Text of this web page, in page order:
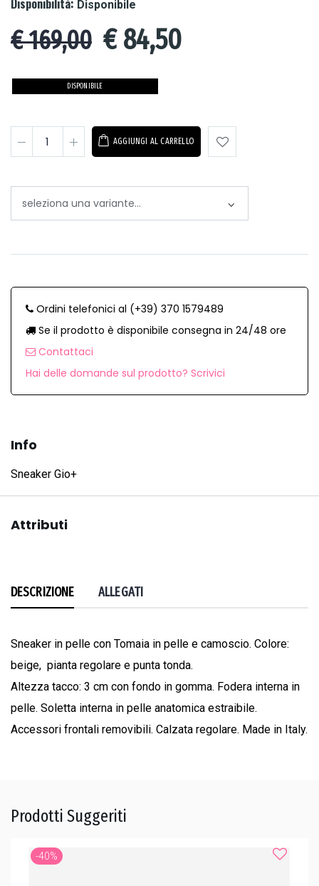
Disponibilità: Disponibile
€ 169,00 €84,50
DISPONIBILE
AGGIUNGI AL CARRELLO
Ordini telefonici al (+39) 370 1579489
Se il prodotto è disponibile consegna in 24/48 ore
Contattaci
Hai delle domande sul prodotto? Scrivici
Info
Sneaker Gio+
Attributi
DESCRIZIONE ALLEGATI
Sneaker in pelle con Tomaia in pelle e camoscio. Colore:
beige, pianta regolare e punta tonda.
Altezza tacco: 3 cm con fondo in gomma. Fodera interna in
pelle. Soletta interna in pelle anatomica estraibile.
Accessori frontali removibili. Calzata regolare. Made in Italy.
Prodotti Suggeriti
-40%